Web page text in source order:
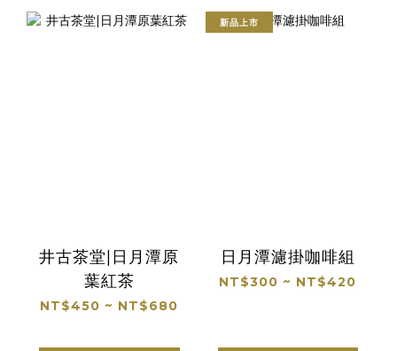
井古茶堂|日月潭原
葉紅茶
NT$450 ~ NT$680
新品上市
日月潭濾掛咖啡組
NT$300 ~ NT$420